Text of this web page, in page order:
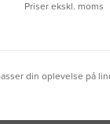
Priser ekskl. moms
din oplevelse på